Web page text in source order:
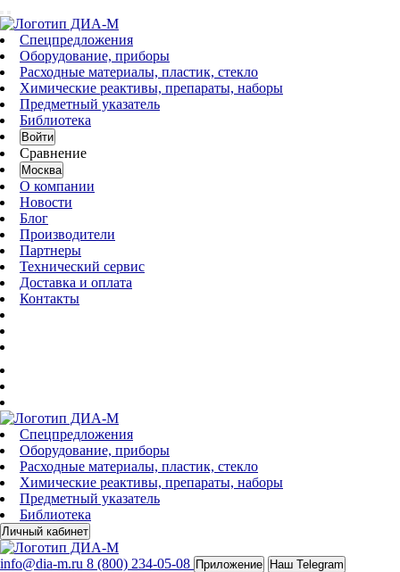
Спецпредложения
Оборудование, приборы
Расходные материалы, пластик, стекло
Химические реактивы, препараты, наборы
Предметный указатель
Библиотека
Войти
Сравнение
Москва
О компании
Новости
Блог
Производители
Партнеры
Технический сервис
Доставка и оплата
Контакты
Спецпредложения
Оборудование, приборы
Расходные материалы, пластик, стекло
Химические реактивы, препараты, наборы
Предметный указатель
Библиотека
Личный кабинет
info@dia-m.ru 8 (800) 234-05-08 Приложение Наш Telegram